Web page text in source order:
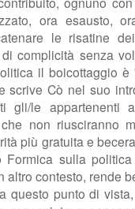
ora esausto,
le risatine
complicità senza
il boicottaggio è
scrive Cò nel suo
gli/le appartenenti
non riusciranno
più gratuita e
Formica sulla
altro contesto, rende
questo punto di